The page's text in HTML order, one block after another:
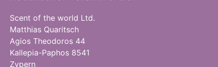
Scent of the world Ltd.
Matthias Quaritsch
Agios Theodoros 44
Kallepia-Paphos 8541
Zypern